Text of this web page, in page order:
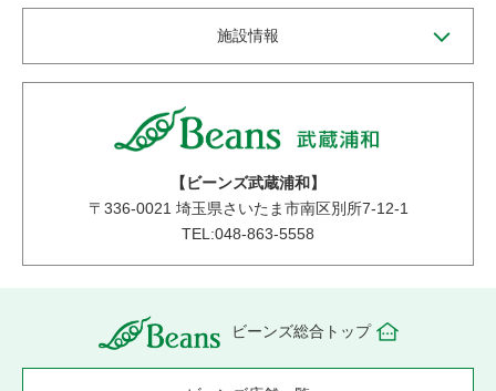
施設情報
【ビーンズ武蔵浦和】
〒 336-0021 埼玉県さいたま市南区別所7-12-1
TEL:048-863-5558
ビーンズ総合トップ